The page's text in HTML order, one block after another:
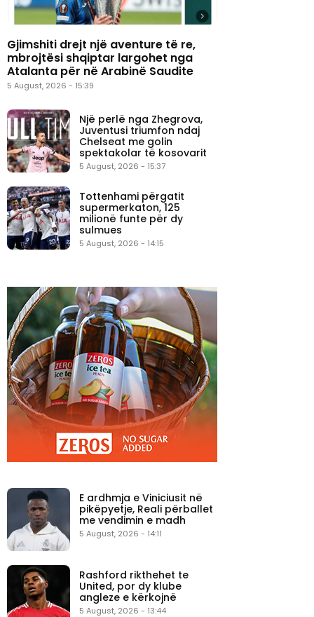
Gjimshiti drejt një aventure të re,
mbrojtësi shqiptar largohet nga
Atalanta për në Arabinë Saudite
5 August, 2026 - 15:39
Një perlë nga Zhegrova,
Juventusi triumfon ndaj
Chelseat me golin
spektakolar të kosovarit
5 August, 2026 - 15:37
Tottenhami përgatit
supermerkaton, 125
milionë funte për dy
sulmues
5 August, 2026 - 14:15
E ardhmja e Viniciusit në
pikëpyetje, Reali përballet
me vendimin e madh
5 August, 2026 - 14:11
Rashford rikthehet te
United, por dy klube
angleze e kërkojnë
5 August, 2026 - 13:44